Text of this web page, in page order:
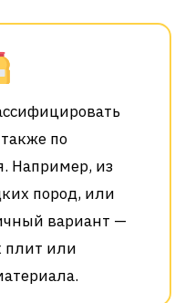
по
Например, из
пород, или
вариант —
плит или